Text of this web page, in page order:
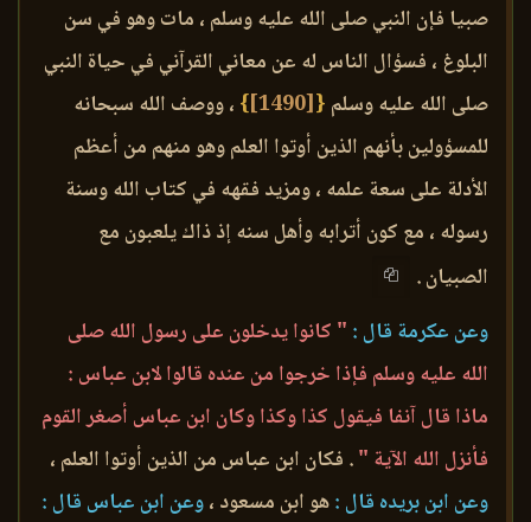
صبيا فإن النبي صلى الله عليه وسلم ، مات وهو في سن
البلوغ ، فسؤال الناس له عن معاني القرآني في حياة النبي
صلى الله عليه وسلم {
[1490]
} ، ووصف الله سبحانه
للمسؤولين بأنهم الذين أوتوا العلم وهو منهم من أعظم
الأدلة على سعة علمه ، ومزيد فقهه في كتاب الله وسنة
رسوله ، مع كون أترابه وأهل سنه إذ ذاك يلعبون مع
الصبيان .
وعن عكرمة قال : " كانوا يدخلون على رسول الله صلى
الله عليه وسلم فإذا خرجوا من عنده قالوا لابن عباس :
ماذا قال آنفا فيقول كذا وكذا وكان ابن عباس أصغر القوم
فأنزل الله الآية ". فكان ابن عباس من الذين أوتوا العلم ،
وعن ابن بريده قال :هو ابن مسعود ،وعن ابن عباس قال :